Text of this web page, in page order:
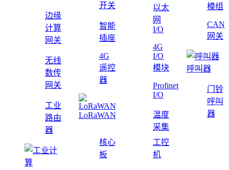
边缘
计算
网关
无线
数传
网关
工业
路由
器
开关
智能
插座
4G
遥控
器
LoRaWAN
以太
网
I/O
4G
I/O
模块
Profinet
I/O
温度
采集
模组
CAN
网关
呼叫器
门铃
呼叫
器
核心
板
工控
机